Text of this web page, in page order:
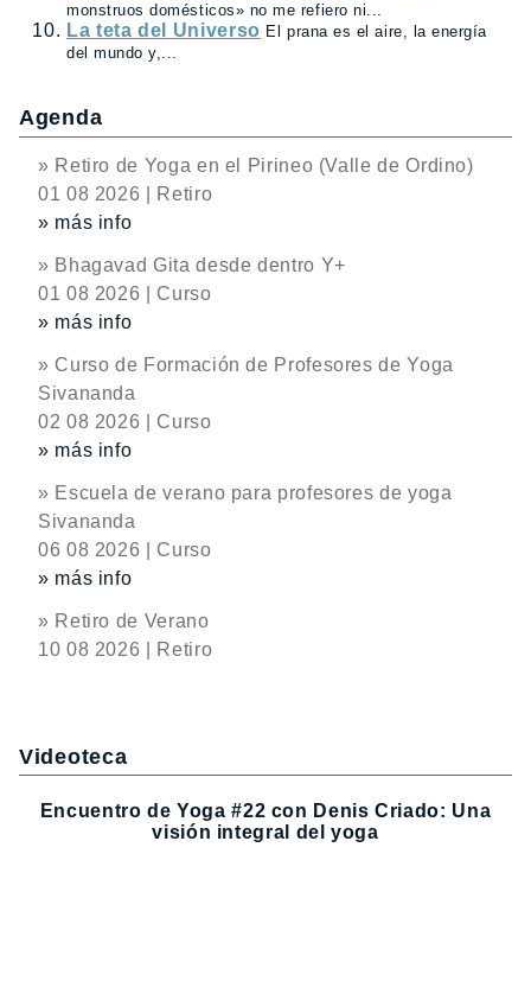
monstruos domésticos» no me refiero ni...
La teta del Universo El prana es el aire, la energía
del mundo y,...
Agenda
» Retiro de Yoga en el Pirineo (Valle de Ordino)
01 08 2026 | Retiro
» más info
» Bhagavad Gita desde dentro Y+
01 08 2026 | Curso
» más info
» Curso de Formación de Profesores de Yoga
Sivananda
02 08 2026 | Curso
» más info
» Escuela de verano para profesores de yoga
Sivananda
06 08 2026 | Curso
» más info
» Retiro de Verano
10 08 2026 | Retiro
Videoteca
Encuentro de Yoga #22 con Denis Criado: Una
visión integral del yoga